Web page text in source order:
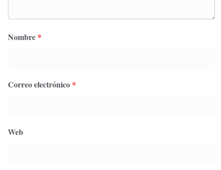
Nombre *
Correo electrónico *
Web